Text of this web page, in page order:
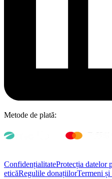
Metode de plată:
ConfidențialitateProtecția datelor
eticăRegulile donațiilorTermeni